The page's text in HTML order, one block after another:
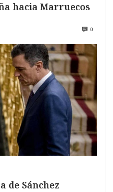
hacia Marruecos
0
de Sánchez